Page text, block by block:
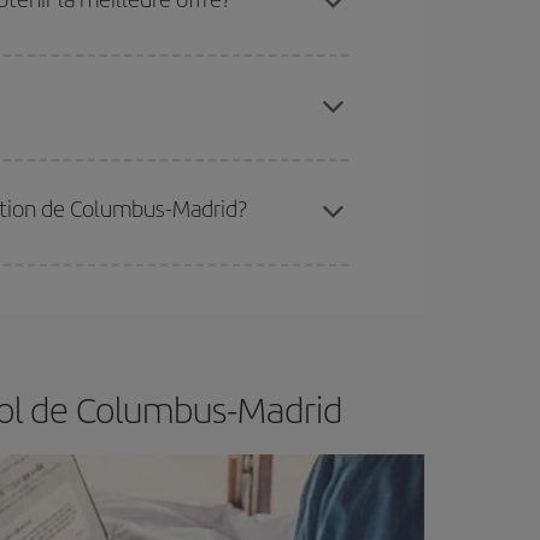
de Columbus-Madrid?
de Columbus-Madrid